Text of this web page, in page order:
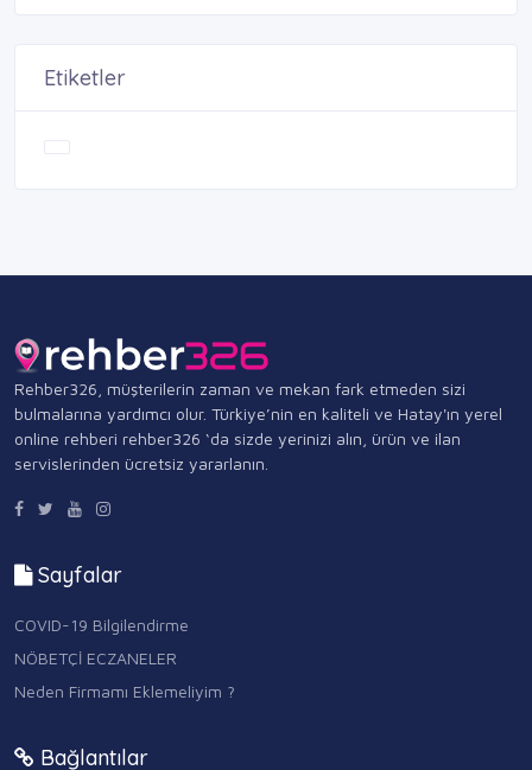
Etiketler
Rehber326, müşterilerin zaman ve mekan fark etmeden sizi
bulmalarına yardımcı olur. Türkiye’nin en kaliteli ve Hatay'ın yerel
online rehberi rehber326 ‘da sizde yerinizi alın, ürün ve ilan
servislerinden ücretsiz yararlanın.
Sayfalar
COVID-19 Bilgilendirme
NÖBETÇİ ECZANELER
Neden Firmamı Eklemeliyim ?
Bağlantılar